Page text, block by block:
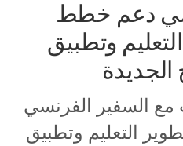
دعم خطط
وتطبيق
الجديدة
السفير الفرنسي
التعليم وتطبيق